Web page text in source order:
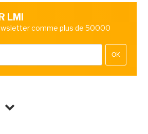
LMI
comme plus de 50000
OK